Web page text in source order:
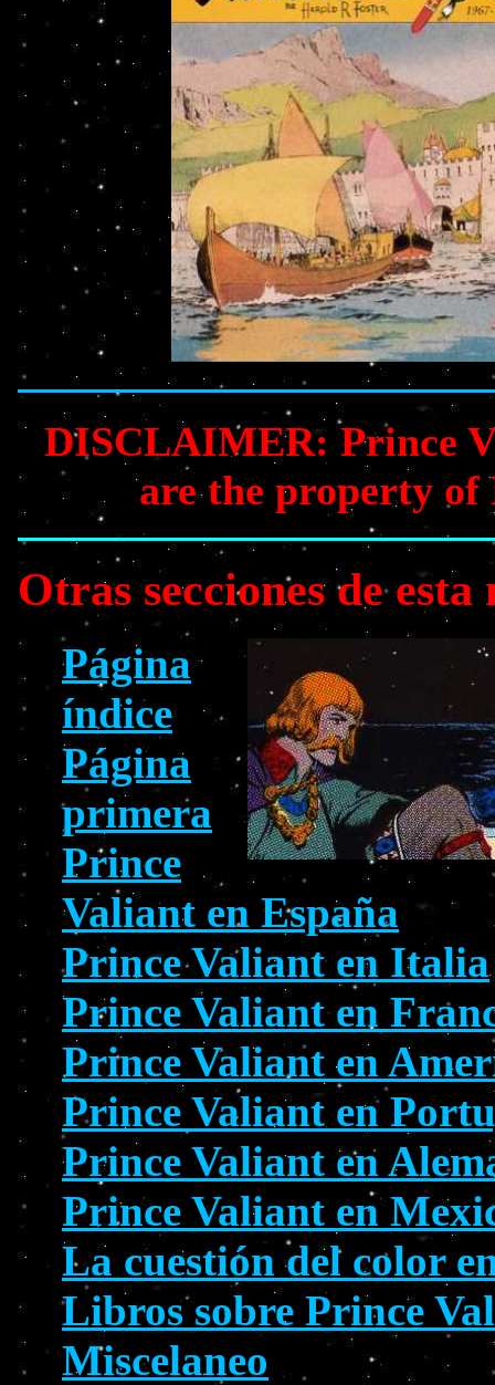
DISCLAIMER: Prince
are the property of
Otras secciones de
Página
índice
Página
primera
Prince
Valiant en España
Prince Valiant en Italia
Prince Valiant en
Prince Valiant en
Prince Valiant en
Prince Valiant en
Prince Valiant en
La cuestión del color
Libros sobre Prince
Miscelaneo